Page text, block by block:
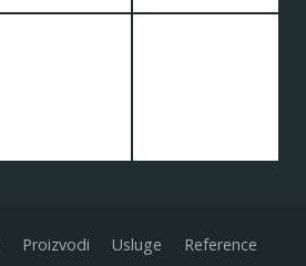
Proizvodi Usluge Reference